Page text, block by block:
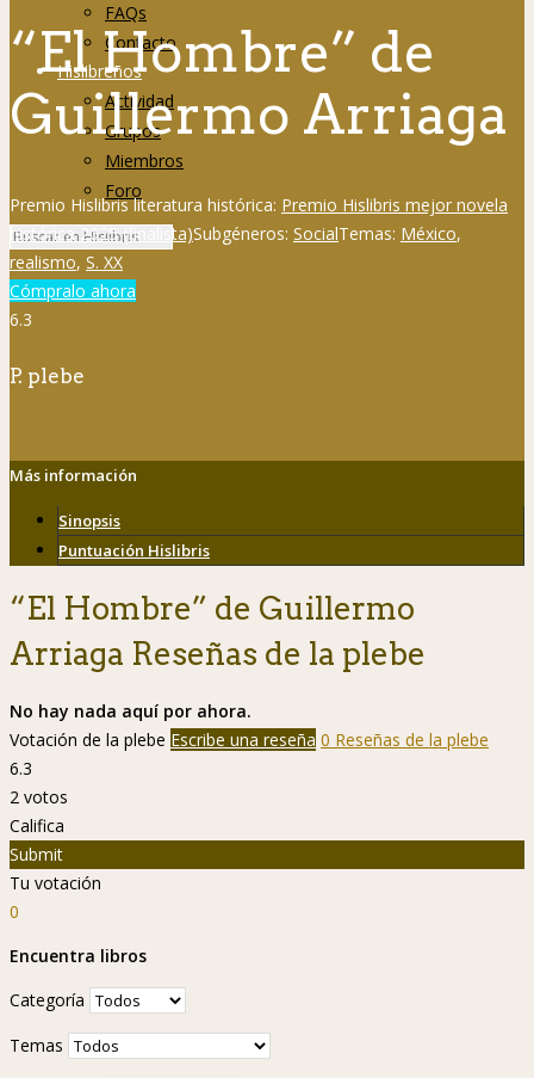
FAQs
Contacto
Hislibreños
Actividad
Grupos
Miembros
Foro
“El Hombre” de
Guillermo Arriaga
Premio Hislibris literatura histórica: Premio Hislibris mejor novela
histórica 2025 (finalista)Subgéneros: SocialTemas: México,
realismo, S. XX
Cómpralo ahora
6.3
P. plebe
Más información
Sinopsis
Puntuación Hislibris
“El Hombre” de Guillermo
Arriaga Reseñas de la plebe
No hay nada aquí por ahora.
Votación de la plebe Escribe una reseña 0 Reseñas de la plebe
6.3
2 votos
Califica
Submit
Tu votación
0
Encuentra libros
Categoría
Temas